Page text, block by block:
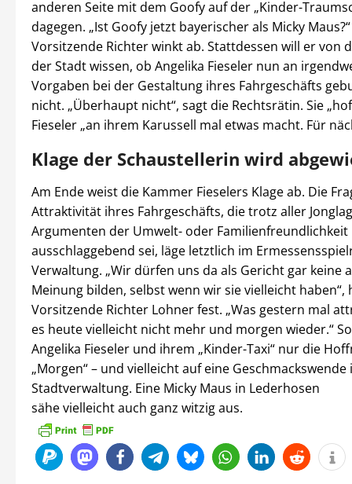
anderen Seite mit dem Goofy auf der „Kinder-
dagegen. „Ist Goofy jetzt bayerischer als Micky
Vorsitzende Richter winkt ab. Stattdessen will er von
der Stadt wissen, ob Angelika Fieseler nun an
Vorgaben bei der Gestaltung ihres Fahrgeschäfts
nicht. „Überhaupt nicht“, sagt die Rechtsrätin. Sie
Fieseler „an ihrem Karussell mal etwas macht. Für
Klage der Schaustellerin wird
Am Ende weist die Kammer Fieselers Klage ab. Die
Attraktivität ihres Fahrgeschäfts, die trotz aller
Argumenten der Umwelt- oder Familienfreundlichkeit
ausschlaggebend sei, läge letztlich im
Verwaltung. „Wir dürfen uns da als Gericht gar keine
Meinung bilden, selbst wenn wir sie vielleicht haben“,
Vorsitzende Richter Lohner fest. „Was gestern mal
es heute vielleicht nicht mehr und morgen wieder.“
Angelika Fieseler und ihrem „Kinder-Taxi“ nur die
„Morgen“ – und vielleicht auf eine Geschmackswende
Stadtverwaltung. Eine Micky Maus in Lederhosen
sähe vielleicht auch ganz witzig aus.